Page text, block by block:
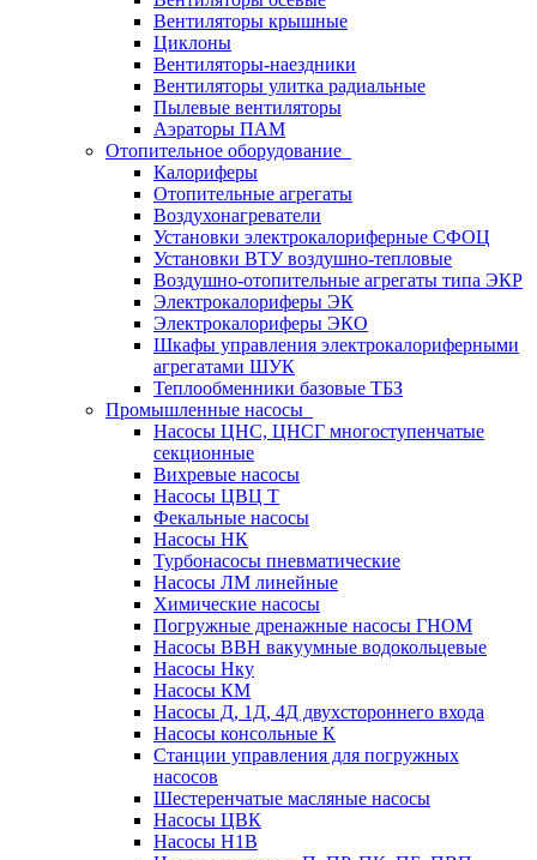
Вентиляторы крышные
Циклоны
Вентиляторы-наездники
Вентиляторы улитка радиальные
Пылевые вентиляторы
Аэраторы ПАМ
Отопительное оборудование
Калориферы
Отопительные агрегаты
Воздухонагреватели
Установки электрокалориферные СФОЦ
Установки ВТУ воздушно-тепловые
Воздушно-отопительные агрегаты типа ЭКР
Электрокалориферы ЭК
Электрокалориферы ЭКО
Шкафы управления электрокалориферными
агрегатами ШУК
Теплообменники базовые ТБЗ
Промышленные насосы
Насосы ЦНС, ЦНСГ многоступенчатые
секционные
Вихревые насосы
Насосы ЦВЦ Т
Фекальные насосы
Насосы НК
Турбонасосы пневматические
Насосы ЛМ линейные
Химические насосы
Погружные дренажные насосы ГНОМ
Насосы ВВН вакуумные водокольцевые
Насосы Нку
Насосы КМ
Насосы Д, 1Д, 4Д двухстороннего входа
Насосы консольные К
Станции управления для погружных
насосов
Шестеренчатые масляные насосы
Насосы ЦВК
Насосы Н1В